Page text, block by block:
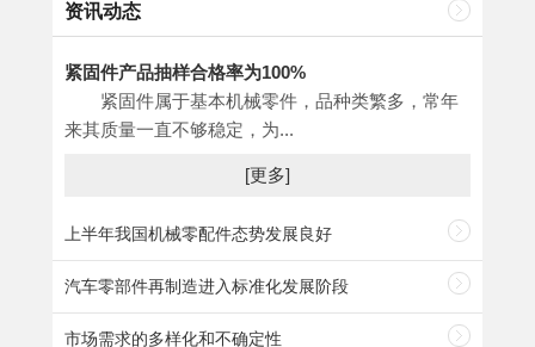
资讯动态
紧固件产品抽样合格率为100%
紧固件属于基本机械零件，品种类繁多，常年
来其质量一直不够稳定，为...
[更多]
上半年我国机械零配件态势发展良好
汽车零部件再制造进入标准化发展阶段
市场需求的多样化和不确定性